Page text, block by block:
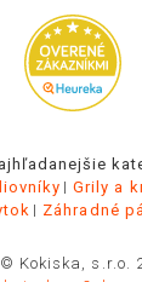
Grily a
Záhradné
© Kokiska, s.r.o.